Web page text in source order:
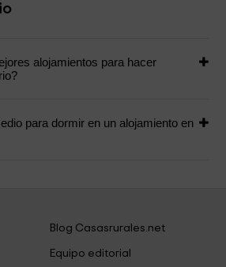
alojamientos para hacer
para dormir en un alojamiento en
Blog Casasrurales.net
Equipo editorial